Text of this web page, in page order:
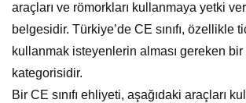
araçları ve römorkları kullanmaya yetki
belgesidir. Türkiye’de CE sınıfı, özellikle
kullanmak isteyenlerin alması gereken
kategorisidir.
Bir CE sınıfı ehliyeti, aşağıdaki araçları